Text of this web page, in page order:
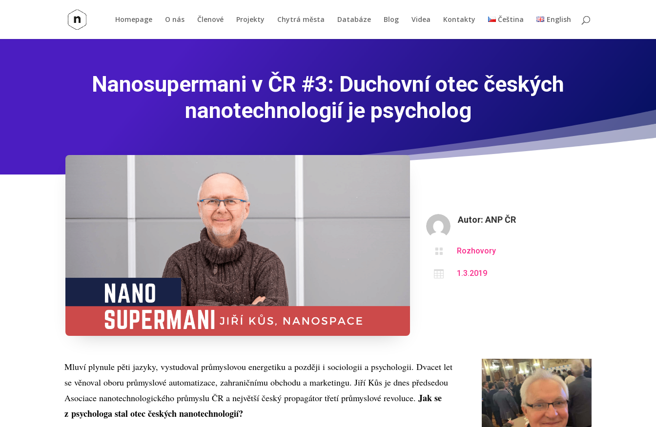
Homepage O nás Členové Projekty Chytrá města Databáze Blog Videa Kontakty Čeština English
Nanosupermani v ČR #3: Duchovní otec českých
nanotechnologií je psycholog
Autor:ANP ČR
 Rozhovory
 1.3.2019
Mluví plynule pěti jazyky, vystudoval průmyslovou energetiku a později i sociologii a psychologii. Dvacet let
se věnoval oboru průmyslové automatizace, zahraničnímu obchodu a marketingu. Jiří Kůs je dnes předsedou
Asociace nanotechnologického průmyslu ČR a největší český propagátor třetí průmyslové revoluce. Jak se
z psychologa stal otec českých nanotechnologií?